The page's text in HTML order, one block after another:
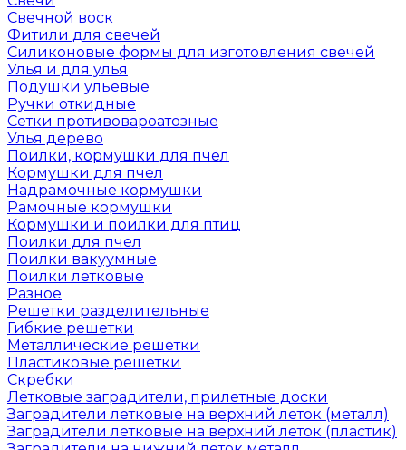
Свечной воск
Фитили для свечей
Силиконовые формы для изготовления свечей
Улья и для улья
Подушки ульевые
Ручки откидные
Сетки противовароатозные
Улья дерево
Поилки, кормушки для пчел
Кормушки для пчел
Надрамочные кормушки
Рамочные кормушки
Кормушки и поилки для птиц
Поилки для пчел
Поилки вакуумные
Поилки летковые
Разное
Решетки разделительные
Гибкие решетки
Металлические решетки
Пластиковые решетки
Скребки
Летковые заградители, прилетные доски
Заградители летковые на верхний леток (металл)
Заградители летковые на верхний леток (пластик)